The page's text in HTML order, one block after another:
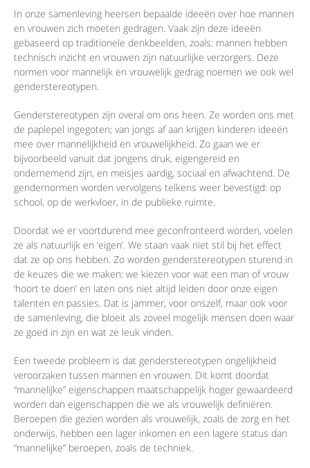
In onze samenleving heersen bepaalde ideeën over hoe mannen
en vrouwen zich moeten gedragen. Vaak zijn deze ideeën
gebaseerd op traditionele denkbeelden, zoals: mannen hebben
technisch inzicht en vrouwen zijn natuurlijke verzorgers. Deze
normen voor mannelijk en vrouwelijk gedrag noemen we ook wel
genderstereotypen.
Genderstereotypen zijn overal om ons heen. Ze worden ons met
de paplepel ingegoten; van jongs af aan krijgen kinderen ideeën
mee over mannelijkheid en vrouwelijkheid. Zo gaan we er
bijvoorbeeld vanuit dat jongens druk, eigengereid en
ondernemend zijn, en meisjes aardig, sociaal en afwachtend. De
gendernormen worden vervolgens telkens weer bevestigd: op
school, op de werkvloer, in de publieke ruimte.
Doordat we er voortdurend mee geconfronteerd worden, voelen
ze als natuurlijk en ‘eigen’. We staan vaak niet stil bij het effect
dat ze op ons hebben. Zo worden genderstereotypen sturend in
de keuzes die we maken: we kiezen voor wat een man of vrouw
‘hoort te doen’ en laten ons niet altijd leiden door onze eigen
talenten en passies. Dat is jammer, voor onszelf, maar ook voor
de samenleving, die bloeit als zoveel mogelijk mensen doen waar
ze goed in zijn en wat ze leuk vinden.
Een tweede probleem is dat genderstereotypen ongelijkheid
veroorzaken tussen mannen en vrouwen. Dit komt doordat
“mannelijke” eigenschappen maatschappelijk hoger gewaardeerd
worden dan eigenschappen die we als vrouwelijk definiëren.
Beroepen die gezien worden als vrouwelijk, zoals de zorg en het
onderwijs, hebben een lager inkomen en een lagere status dan
“mannelijke” beroepen, zoals de techniek.